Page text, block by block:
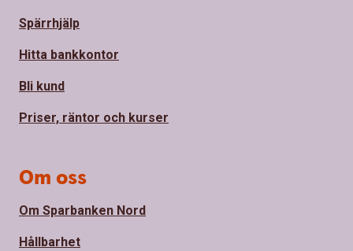
Spärrhjälp
Hitta bankkontor
Bli kund
Priser, räntor och kurser
Om oss
Om Sparbanken Nord
Hållbarhet